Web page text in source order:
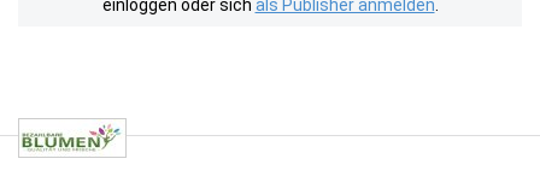
einloggen oder sich als Publisher anmelden